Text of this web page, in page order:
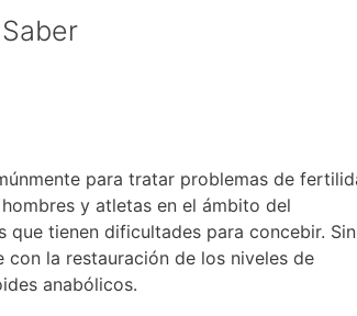
para tratar problemas de
y atletas en el ámbito del
que tienen dificultades para concebir. Sin
con la restauración de los niveles de
anabólicos.